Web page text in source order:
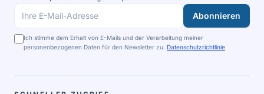
Ihre E-Mail-Adresse
Abonnieren
Ich stimme dem Erhalt von E-Mails und der Verarbeitung meiner
personenbezogenen Daten für den Newsletter zu. Datenschutzrichtlinie